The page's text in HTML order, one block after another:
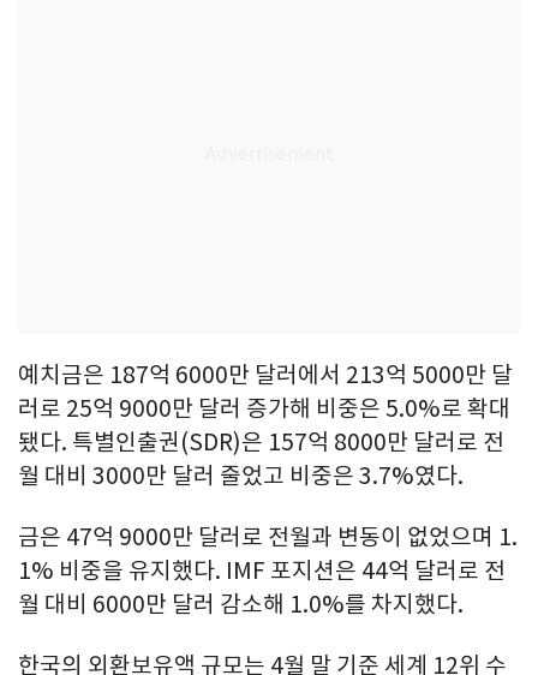
예치금은 187억 6000만 달러에서 213억 5000만 달
러로 25억 9000만 달러 증가해 비중은 5.0%로 확대
됐다. 특별인출권(SDR)은 157억 8000만 달러로 전
월 대비 3000만 달러 줄었고 비중은 3.7%였다.
금은 47억 9000만 달러로 전월과 변동이 없었으며 1.
1% 비중을 유지했다. IMF 포지션은 44억 달러로 전
월 대비 6000만 달러 감소해 1.0%를 차지했다.
한국의 외환보유액 규모는 4월 말 기준 세계 12위 수